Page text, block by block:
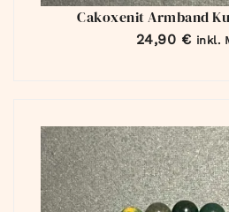
Cakoxenit Armband
24,90 € inkl.